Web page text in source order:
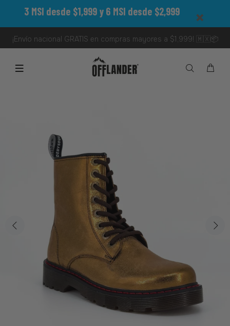
3 MSI desde $1,999 y 6 MSI desde $2,999
¡Envío nacional GRATIS en compras mayores a $1,999! 🇲🇽📦